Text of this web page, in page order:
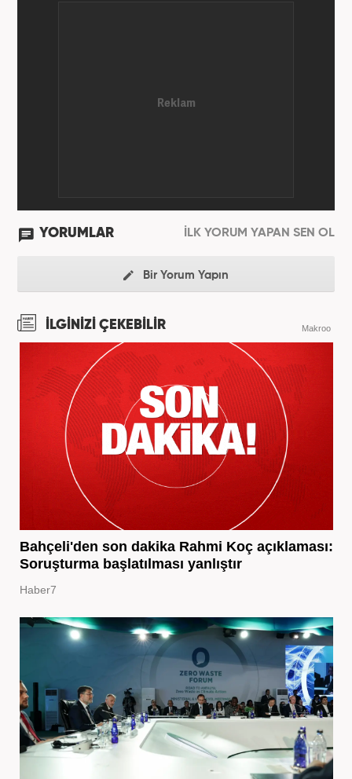
tahrif edilen olguları savunmak, temiz bilgi
YORUMLAR İLK YORUM YAPAN SEN OL
Bir Yorum Yapın
İLGİNİZİ ÇEKEBİLİR Makroo
Bahçeli'den son dakika Rahmi Koç açıklaması:
Soruşturma başlatılması yanlıştır
Haber7